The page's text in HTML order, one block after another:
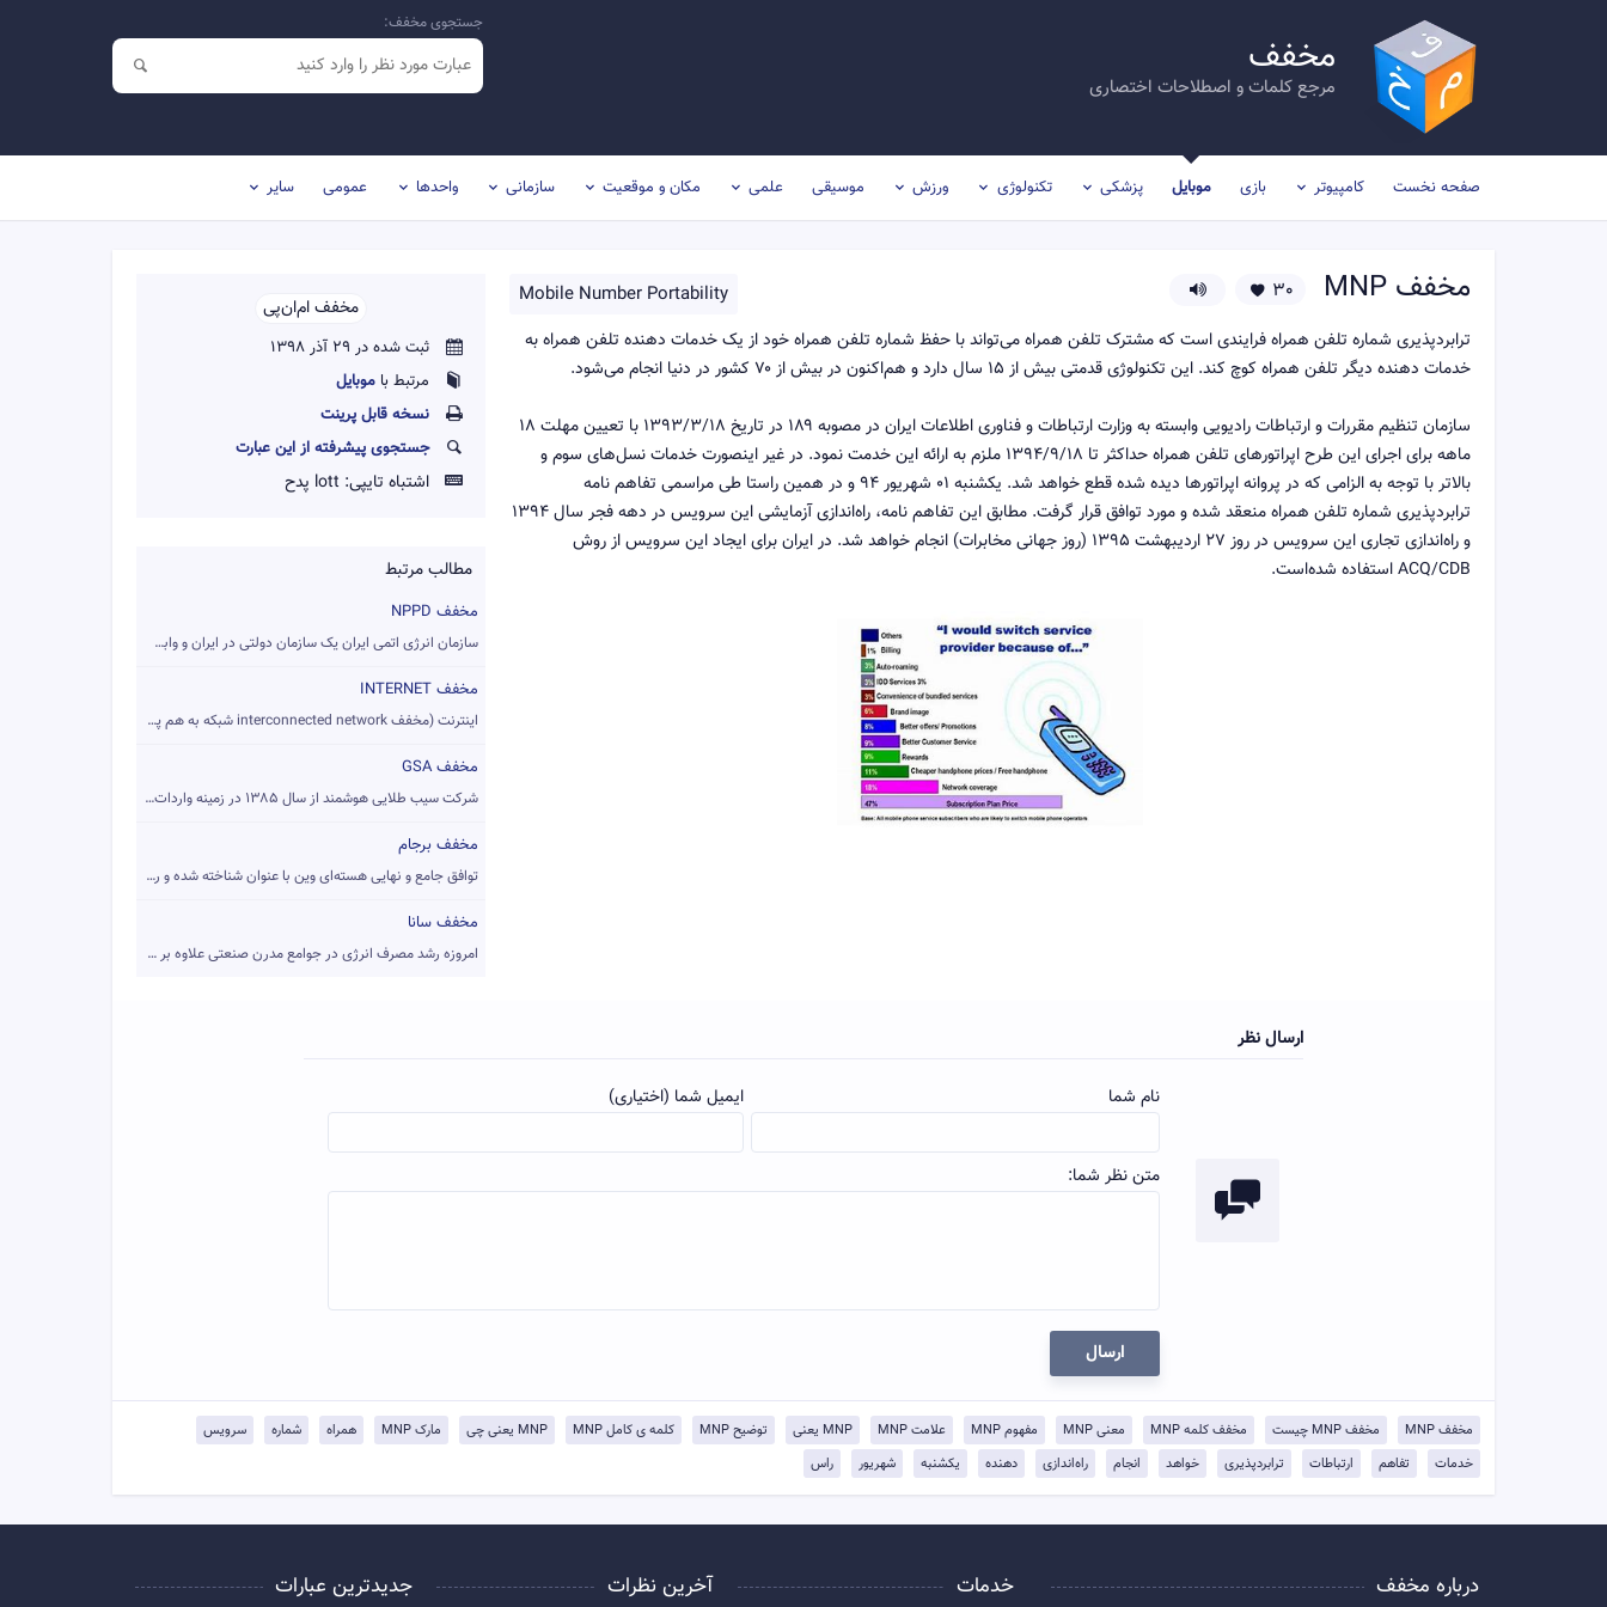
مخفف
مرجع کلمات و اصطلاحات اختصاری
جستجوی مخفف:
صفحه نخست کامپیوتر بازی موبایل پزشکی تکنولوژی ورزش موسیقی علمی مکان و موقعیت سازمانی واحدها عمومی سایر
مخففMNP
Mobile Number Portability 30
ترابردپذیری شماره تلفن همراه فرایندی است که مشترک تلفن همراه می‌تواند با حفظ شماره تلفن همراه خود از یک خدمات دهنده تلفن همراه به
خدمات دهنده دیگر تلفن همراه کوچ کند. این تکنولوژی قدمتی بیش از ۱۵ سال دارد و هم‌اکنون در بیش از ۷۰ کشور در دنیا انجام می‌شود.
سازمان تنظیم مقررات و ارتباطات رادیویی وابسته به وزارت ارتباطات و فناوری اطلاعات ایران در مصوبه ۱۸۹ در تاریخ ۱۳۹۳/۳/۱۸ با تعیین مهلت ۱۸
ماهه برای اجرای این طرح اپراتورهای تلفن همراه حداکثر تا ۱۳۹۴/۹/۱۸ ملزم به ارائه این خدمت نمود. در غیر اینصورت خدمات نسل‌های سوم و
بالاتر با توجه به الزامی که در پروانه اپراتورها دیده شده قطع خواهد شد. یکشنبه ۰۱ شهریور ۹۴ و در همین راستا طی مراسمی تفاهم نامه
ترابردپذیری شماره تلفن همراه منعقد شده و مورد توافق قرار گرفت. مطابق این تفاهم نامه، راه‌اندازی آزمایشی این سرویس در دهه فجر سال ۱۳۹۴
و راه‌اندازی تجاری این سرویس در روز ۲۷ اردیبهشت ۱۳۹۵ (روز جهانی مخابرات) انجام خواهد شد. در ایران برای ایجاد این سرویس از روش
ACQ/CDB استفاده شده‌است.
مخفف ام‌ان‌پی‌‌
ثبت شده در 29 آذر 1398
مرتبط با موبایل
نسخه قابل پرينت
جستجوی پیشرفته از این عبارت
اشتباه تایپی: lott پدح
مطالب مرتبط
مخفف NPPD
سازمان انرژی اتمی ایران یک سازمان دولتی در ایران و وابسته به...
مخفف INTERNET
اینترنت (مخفف interconnected network شبکه به هم پیوسته) را ب...
مخفف GSA
شرکت سیب طلایی هوشمند از سال ۱۳۸۵ در زمینه واردات و فروش محص...
مخفف برجام
توافق جامع و نهایی هسته‌ای وین با عنوان شناخته شده و رسمی بر...
مخفف سانا
امروزه رشد مصرف انرژی در جوامع مدرن صنعتی علاوه بر خطر اتمام...
ارسال نظر
نام شما ایمیل شما (اختیاری)
متن نظر شما:
ارسال
مخفف MNP مخفف MNP چیست مخفف کلمه MNP معنی MNP مفهوم MNP علامت MNP MNP یعنی توضيح MNP کلمه ی کامل MNP MNP یعنی چی مارک MNP همراه شماره
سرویس
خدمات
تفاهم ارتباطات ترابردپذیری خواهد انجام راه‌اندازی دهنده یکشنبه شهریور راس
درباره مخفف خدمات آخرین نظرات جدیدترین عبارات